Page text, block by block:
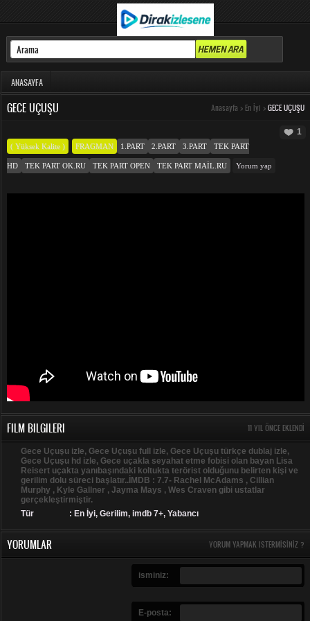
ANASAYFA
GECE UÇUŞU Anasayfa > En İyi > GECE UÇUŞU
1
( Yüksek Kalite ) FRAGMAN 1.PART 2.PART 3.PART TEK PART
HD TEK PART OK.RU TEK PART OPEN TEK PART MAIL.RU Yorum yap
FILM BILGILERI 11 YIL ÖNCE EKLENDI
Gece Uçuşu izle, Gece Uçuşu full izle, Gece Uçuşu türkçe dublaj izle,
Gece Uçuşu hd izle, Gece uçakla seyahat etme fobisi olan bayan Lisa
Reisert uçakta yanıbaşındaki koltukta terörist olduğunu belirten kişi ve
gerilim dolu süreci başlatır..İMDB : 7.7- Rachel McAdams , Cillian
Murphy , Kyle Gallner , Jayma Mays , Wes Craven gibi ustatlar
gerçekleştirmiştir.
Tür
: En İyi, Gerilim, imdb 7+, Yabancı
YORUMLAR YORUM YAPMAK ISTERMISINIZ ?
isminiz:
E-posta: